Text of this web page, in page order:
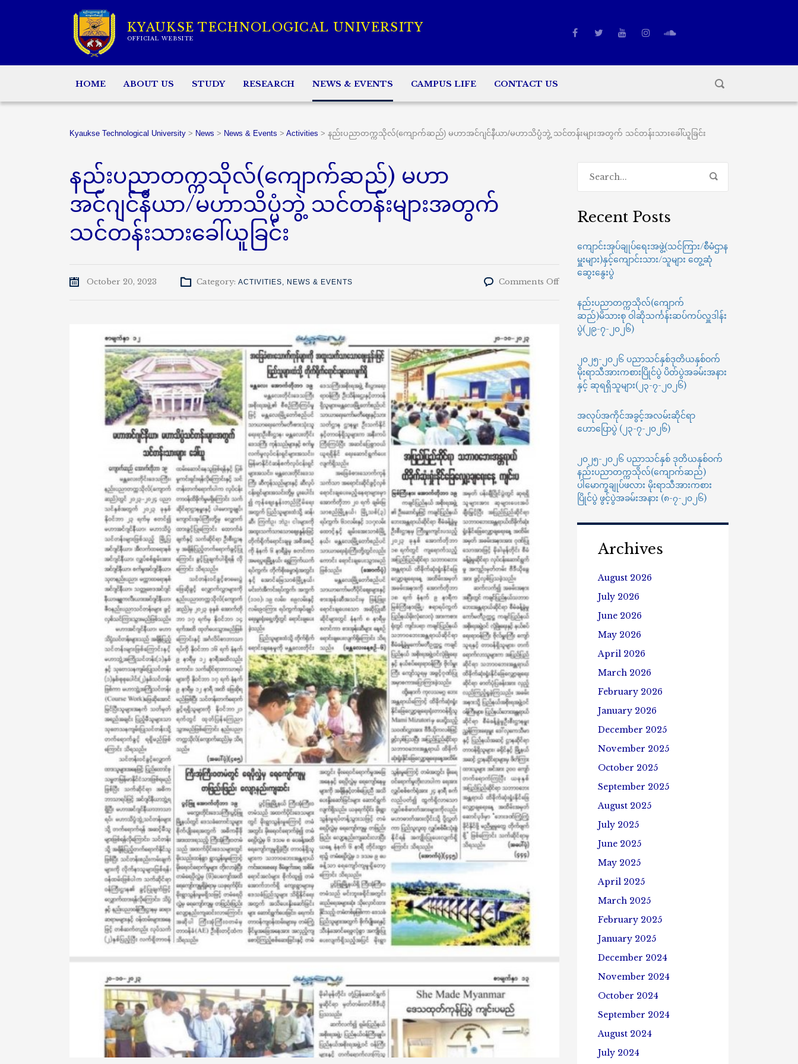
KYAUKSE TECHNOLOGICAL UNIVERSITY
OFFICIAL WEBSITE
HOME ABOUT US STUDY RESEARCH NEWS & EVENTS CAMPUS LIFE CONTACT US
Kyaukse Technological University > News > News & Events > Activities > နည်းပညာတက္ကသိုလ်(ကျောက်ဆည်) မဟာအင်ဂျင်နီယာ/မဟာသိပ္ပံဘွဲ့ သင်တန်းများအတွက် သင်တန်းသားခေါ်ယူခြင်း
နည်းပညာတက္ကသိုလ်(ကျောက်ဆည်) မဟာ
အင်ဂျင်နီယာ/မဟာသိပ္ပံဘွဲ့ သင်တန်းများအတွက်
သင်တန်းသားခေါ်ယူခြင်း
October 20, 2023 Category: ACTIVITIES, NEWS & EVENTS Comments Offon
တက္ကသိုလ်(ကျောက်
ဆည်)
သင်တန်းသား
Recent Posts
ကျောင်းအုပ်ချုပ်ရေးအဖွဲ့(သင်ကြား/စီမံဌာန
မှူးများ)နှင့်ကျောင်းသား/သူများ တွေ့ဆုံ
ဆွေးနွေးပွဲ
နည်းပညာတက္ကသိုလ်(ကျောက်
ဆည်)မိသားစု ဝါဆိုသင်္ကန်းဆပ်ကပ်လှူဒါန်း
ပွဲ(၂၉-၇-၂၀၂၆)
၂၀၂၅-၂၀၂၆ ပညာသင်နှစ်ဒုတိယနှစ်ဝက်
မိုးရာသီအားကစားပြိုင်ပွဲ ပိတ်ပွဲအခမ်းအနား
နှင့် ဆုရရှိသူများ(၂၃-၇-၂၀၂၆)
အလုပ်အကိုင်အခွင့်အလမ်းဆိုင်ရာ
ဟောပြောပွဲ (၂၃-၇-၂၀၂၆)
၂၀၂၅-၂၀၂၆ ပညာသင်နှစ် ဒုတိယနှစ်ဝက်
နည်းပညာတက္ကသိုလ်(ကျောက်ဆည်)
ပါမောက္ခချုပ်ဖလား မိုးရာသီအားကစား
ပြိုင်ပွဲ ဖွင့်ပွဲအခမ်းအနား (၈-၇-၂၀၂၆)
Archives
August 2026
July 2026
June 2026
May 2026
April 2026
March 2026
February 2026
January 2026
December 2025
November 2025
October 2025
September 2025
August 2025
July 2025
June 2025
May 2025
April 2025
March 2025
February 2025
January 2025
December 2024
November 2024
October 2024
September 2024
August 2024
July 2024